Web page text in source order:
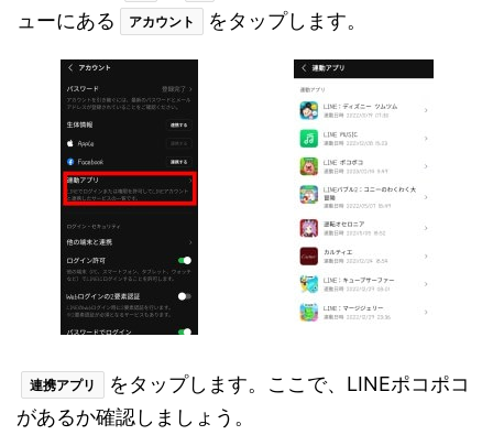
ューにある アカウント をタップします。
連携アプリ
をタップします。ここで、LINEポコポコ
があるか確認しましょう。